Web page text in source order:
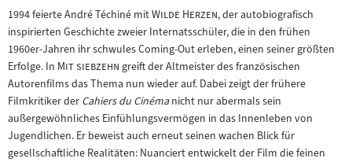
1994 feierte André Téchiné mit"
Wilde Herzen", der autobiografisch
inspirierten Geschichte zweier Internatsschüler, die in den frühen
1960er-Jahren ihr schwules Coming-Out erleben, einen seiner größten
Erfolge. In "Mit siebzehn "greift der Altmeister des französischen
Autorenfilms das Thema nun wieder auf. Dabei zeigt der frühere
Filmkritiker der Cahiers du Cinémanicht nur abermals sein
außergewöhnliches Einfühlungsvermögen in das Innenleben von
Jugendlichen. Er beweist auch erneut seinen wachen Blick für
gesellschaftliche Realitäten: Nuanciert entwickelt der Film die feinen